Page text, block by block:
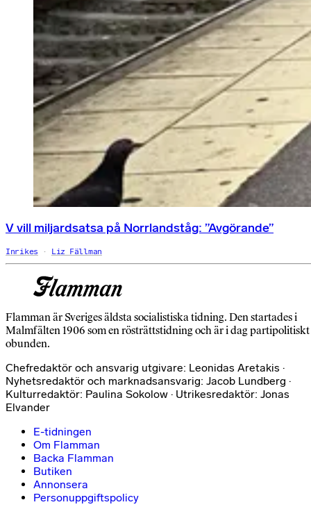
V vill miljardsatsa på Norrlandståg: ”Avgörande”
Inrikes Liz Fällman
Flamman är Sveriges äldsta socialistiska tidning. Den startades i
Malmfälten 1906 som en rösträttstidning och är i dag partipolitiskt
obunden.
Chefredaktör och ansvarig utgivare: Leonidas Aretakis ·
Nyhetsredaktör och marknadsansvarig: Jacob Lundberg ·
Kulturredaktör: Paulina Sokolow · Utrikesredaktör: Jonas
Elvander
E-tidningen
Om Flamman
Backa Flamman
Butiken
Annonsera
Personuppgiftspolicy